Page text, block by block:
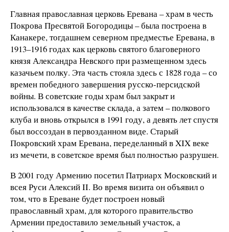
Главная православная церковь Еревана – храм в честь
Покрова Пресвятой Богородицы – была построена в
Канакере, тогдашнем северном предместье Еревана, в
1913–1916 годах как церковь святого благоверного
князя Александра Невского при размещенном здесь
казачьем полку. Эта часть стояла здесь с 1828 года – со
времен победного завершения русско-персидской
войны. В советские годы храм был закрыт и
использовался в качестве склада, а затем – полкового
клуба и вновь открылся в 1991 году, а девять лет спустя
был воссоздан в первозданном виде. Старый
Покровский храм Еревана, переделанный в XIX веке
из мечети, в советское время был полностью разрушен.
В 2001 году Армению посетил Патриарх Московский и
всея Руси Алексий II. Во время визита он объявил о
том, что в Ереване будет построен новый
православный храм, для которого правительство
Армении предоставило земельный участок, а